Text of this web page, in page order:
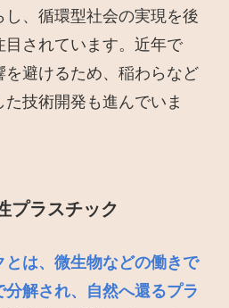
、循環型社会の実現を後
されています。近年で
避けるため、稲わらなど
技術開発も進んでいま
プラスチック
は、微生物などの働きで
解され、自然へ還るプラ